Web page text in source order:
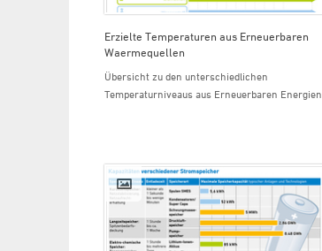
Erzielte Temperaturen aus Erneuerbaren
Waermequellen
Übersicht zu den unterschiedlichen
Temperaturniveaus aus Erneuerbaren Energien